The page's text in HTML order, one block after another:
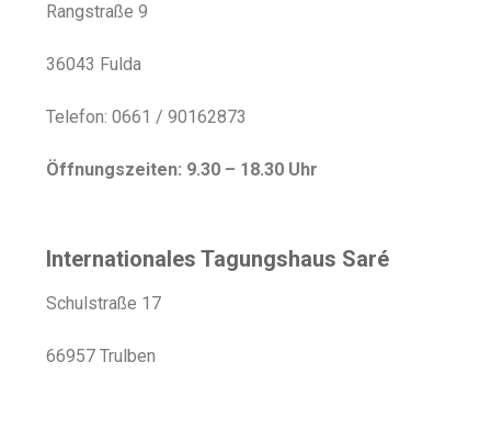
Rangstraße 9
36043 Fulda
Telefon: 0661 / 90162873
Öffnungszeiten: 9.30 – 18.30 Uhr
Internationales Tagungshaus Saré
Schulstraße 17
66957 Trulben